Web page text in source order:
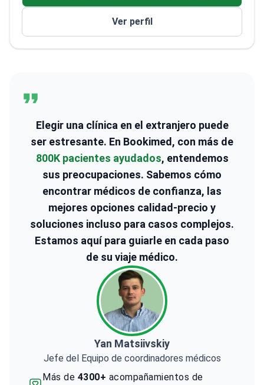
ejerce en las Clínicas Kardiolita de Vilna como
Su trabajo incluye una revisión
sistemática y un metanálisis sobre la enfermedad
inflamatoria intestinal. Ha estudiado la fibrosis
adultos mayores, la diarrea pediátrica y la alergia
alimentaria. Ha presentado trabajos sobre ascitis
quilosa y síndrome antifosfolípido catastrófico. Editó
el número 1 de Gastroenterologija. Asistió al 35º
GEEW en 2017. Es miembro de la Asociación Lituana
de Gastroenterología y de la Organización Mundial de
Gastroenterología.
Ver perfil
Elegir una clínica en el extranjero puede
ser estresante. En Bookimed, con más de
800K pacientes ayudados, entendemos
sus preocupaciones. Sabemos cómo
encontrar médicos de confianza, las
mejores opciones calidad-precio y
soluciones incluso para casos complejos.
Estamos aquí para guiarle en cada paso
de su viaje médico.
Yan Matsiivskiy
Jefe del Equipo de coordinadores médicos
Más de 4300+ acompañamientos de